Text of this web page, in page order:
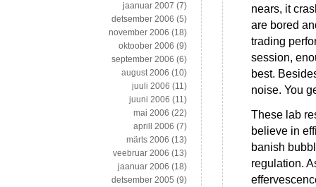
nears, it
are bored
trading
session,
best.
noise. You
These lab
believe in
banish
regulation.
jaanuar 2007 (7)
detsember 2006 (5)
november 2006 (18)
oktoober 2006 (9)
september 2006 (6)
august 2006 (10)
juuli 2006 (11)
juuni 2006 (11)
mai 2006 (22)
aprill 2006 (7)
märts 2006 (13)
veebruar 2006 (13)
jaanuar 2006 (18)
detsember 2005 (9)